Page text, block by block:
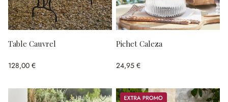
Table Cauvrel
128,00 €
Pichet Caleza
24,95 €
Promos